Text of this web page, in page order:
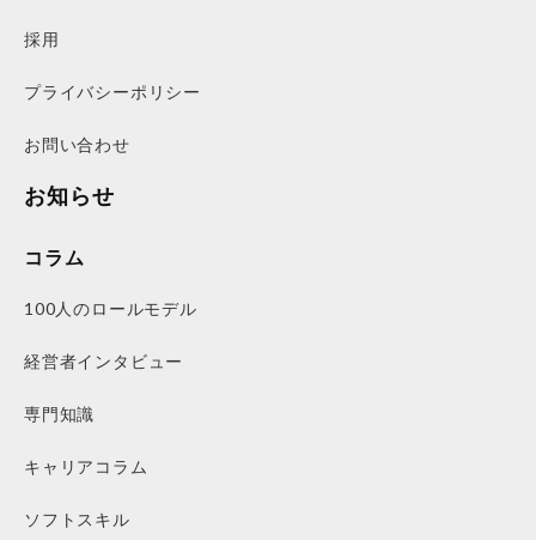
採用
プライバシーポリシー
お問い合わせ
お知らせ
コラム
100人のロールモデル
経営者インタビュー
専門知識
キャリアコラム
ソフトスキル